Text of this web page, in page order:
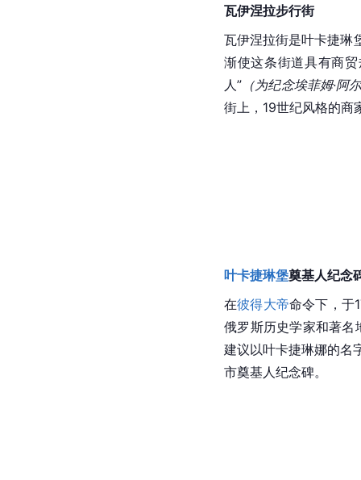
瓦伊涅拉步行街
瓦伊涅拉街是叶卡捷琳
渐使这条街道具有商
人” （为纪念埃菲姆·阿
街上，19世纪风格的商
叶卡捷琳堡奠基人纪念
在彼得大帝命令下，于
俄罗斯历史学家和著名
建议以叶卡捷琳娜的名
市奠基人纪念碑。